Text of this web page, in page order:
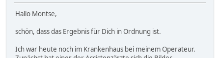
Hallo Montse,
schön, dass das Ergebnis für Dich in Ordnung ist.
Ich war heute noch im Krankenhaus bei meinem Operateur.